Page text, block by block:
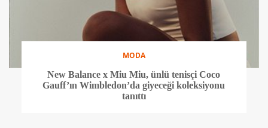
MODA
New Balance x Miu Miu, ünlü tenisçi Coco
Gauff’ın Wimbledon’da giyeceği koleksiyonu
tanıttı